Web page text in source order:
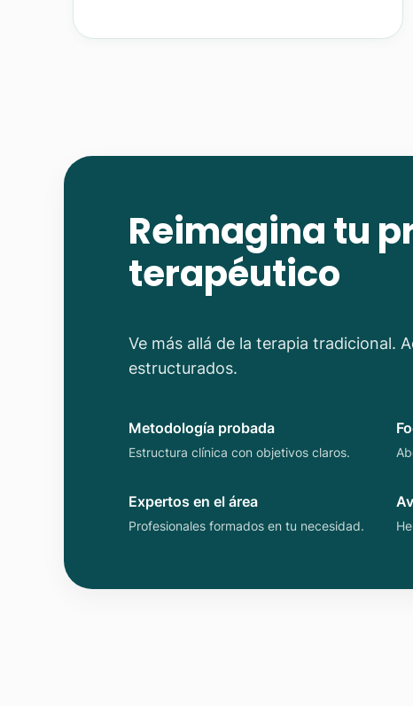
Reimagina tu
terapéutico
Ve más allá de la terapia tradicional.
estructurados.
Metodología probada
Estructura clínica con objetivos claros.
Expertos en el área
Profesionales formados en tu necesidad.